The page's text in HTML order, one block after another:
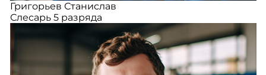
Григорьев Станислав
Слесарь 5 разряда